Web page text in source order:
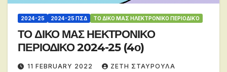
2024-25 2024-25 ΠΣΔ ΤΟ ΔΙΚΟ ΜΑΣ ΗΛΕΚΤΡΟΝΙΚΟ ΠΕΡΙΟΔΙΚΌ
ΤΟ ΔΙΚΟ ΜΑΣ ΗΕΚΤΡΟΝΙΚΟ
ΠΕΡΙΟΔΙΚΟ 2024-25 (4ο)
11 FEBRUARY 2022 ΖΕΤΗ ΣΤΑΥΡΟΥΛΑ